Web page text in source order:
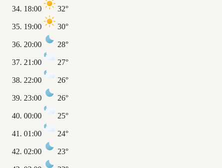
18:00 32°
19:00 30°
20:00 28°
21:00 27°
22:00 26°
23:00 26°
00:00 25°
01:00 24°
02:00 23°